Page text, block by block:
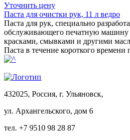
Уточнить цену
Паста для очистки рук, 11 л ведро
Паста для рук, специально
обслуживающего печатную машину
красками, смывками и другими
Паста в течение короткого времени
432025, Россия, г. Ульяновск,
ул. Архангельского, дом 6
тел. +7 9510 98 28 87